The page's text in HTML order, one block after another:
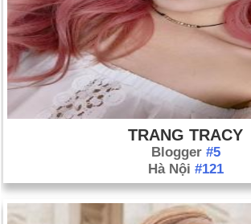
TRANG TRACY
Blogger #5
Hà Nội #121